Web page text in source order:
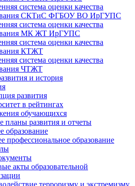
система оценки качества
СКТиС ФГБОУ ВО ИрГУПС
система оценки качества
МК ЖТ ИрГУПС
система оценки качества
КТЖТ
система оценки качества
ЧТЖТ
и история
развития
в рейтингах
обучающихся
планы развития и отчеты
образование
профессиональное образование
акты образовательной
терроризму и экстремизму